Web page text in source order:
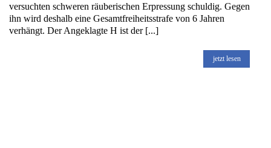
versuchten schweren räuberischen Erpressung schuldig. Gegen
ihn wird deshalb eine Gesamtfreiheitsstrafe von 6 Jahren
verhängt. Der Angeklagte H ist der [...]
jetzt lesen